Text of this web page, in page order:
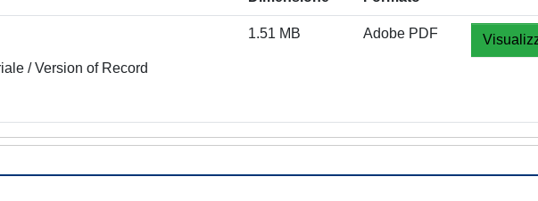
/ Version of Record
1.51 MB Adobe PDF